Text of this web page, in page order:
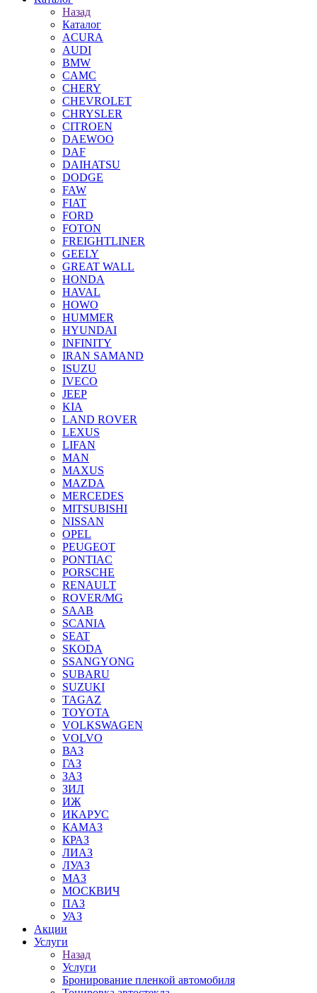
Назад
Каталог
ACURA
AUDI
BMW
CAMC
CHERY
CHEVROLET
CHRYSLER
CITROEN
DAEWOO
DAF
DAIHATSU
DODGE
FAW
FIAT
FORD
FOTON
FREIGHTLINER
GEELY
GREAT WALL
HONDA
HAVAL
HOWO
HUMMER
HYUNDAI
INFINITY
IRAN SAMAND
ISUZU
IVECO
JEEP
KIA
LAND ROVER
LEXUS
LIFAN
MAN
MAXUS
MAZDA
MERCEDES
MITSUBISHI
NISSAN
OPEL
PEUGEOT
PONTIAC
PORSCHE
RENAULT
ROVER/MG
SAAB
SCANIA
SEAT
SKODA
SSANGYONG
SUBARU
SUZUKI
TAGAZ
TOYOTA
VOLKSWAGEN
VOLVO
ВАЗ
ГАЗ
ЗАЗ
ЗИЛ
ИЖ
ИКАРУС
КАМАЗ
КРАЗ
ЛИАЗ
ЛУАЗ
МАЗ
МОСКВИЧ
ПАЗ
УАЗ
Акции
Услуги
Назад
Услуги
Бронирование пленкой автомобиля